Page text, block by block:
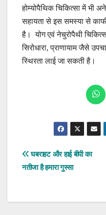
होम्योपैथिक चिकित्सा में भी
सहायता से इस समस्या से
है। योग एवं नेचुरोपैथी
सिरोधारा, प्राणायाम जैसे
स्थिरता लाई जा सकती है।
Post
navigation
घबराहट और हाई बीपी का
नतीजा है हमारा गुस्सा